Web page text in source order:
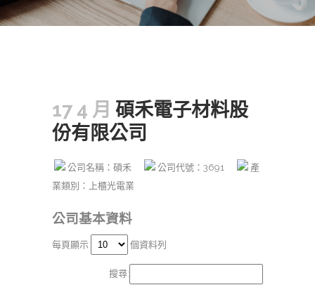
17 4 月 碩禾電子材料股
份有限公司
公司名稱：碩禾 公司代號：3691
產
業類別：上櫃光電業
公司基本資料
每頁顯示 個資料列
搜尋: